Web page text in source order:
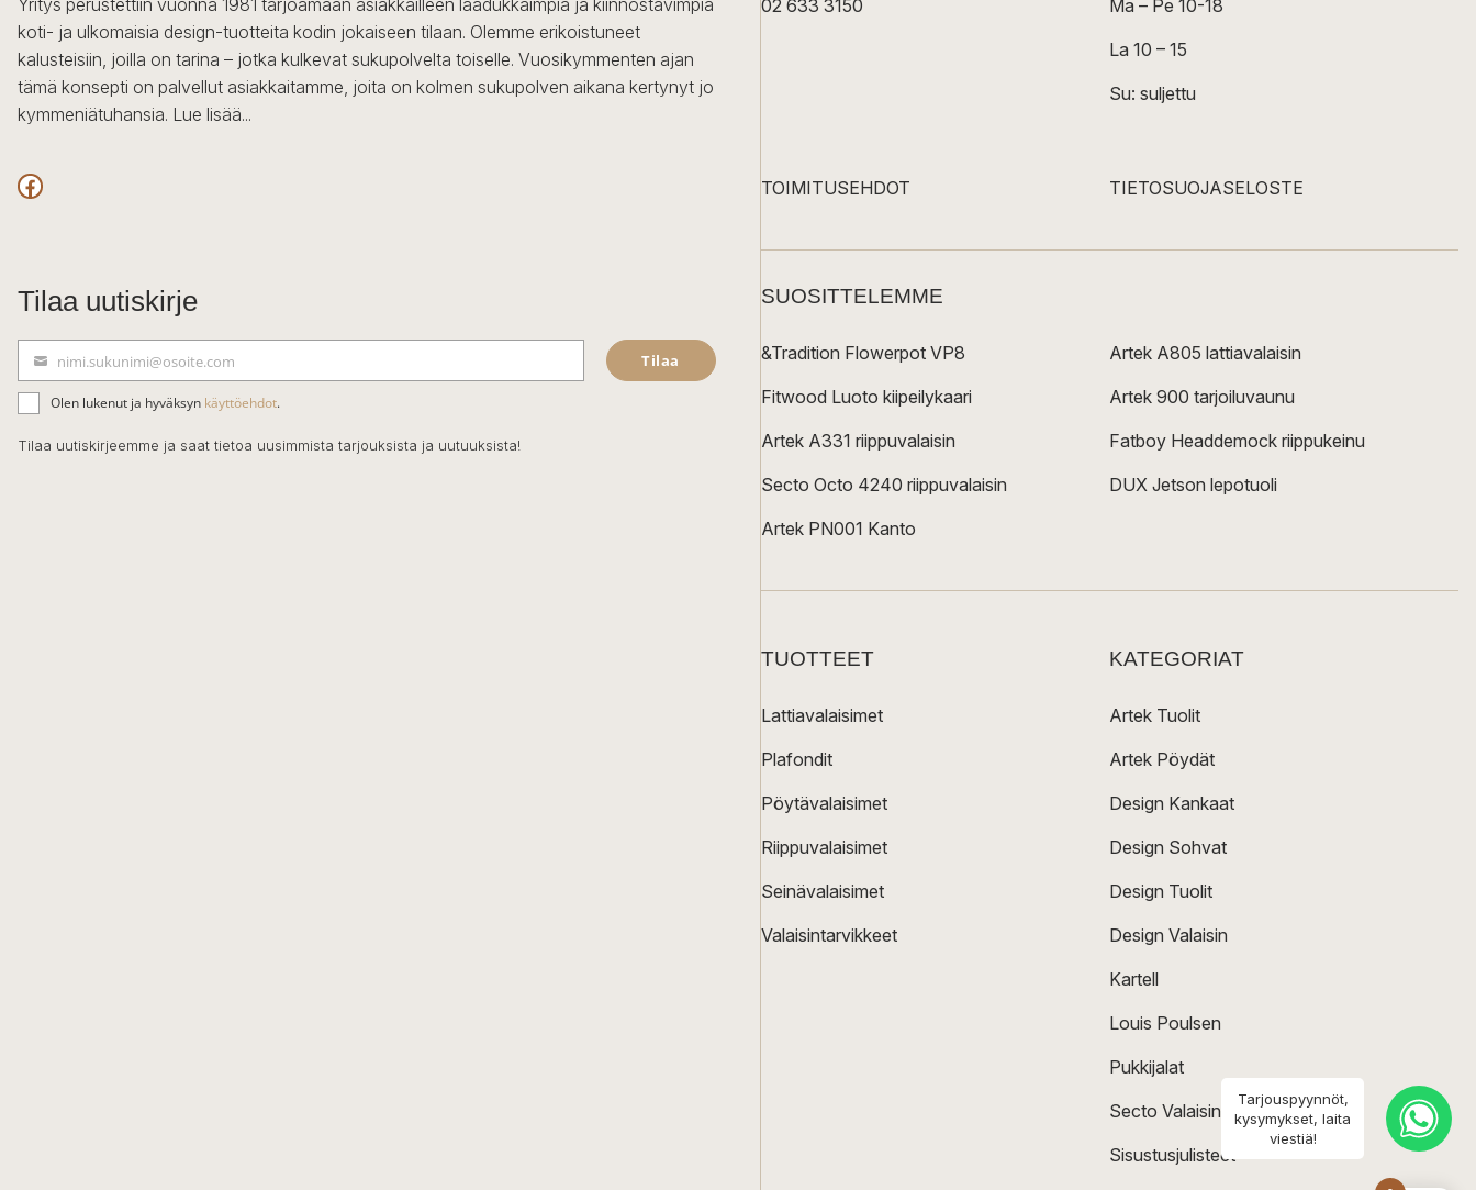
Yritys perustettiin vuonna 1981 tarjoamaan asiakkailleen laadukkaimpia ja kiinnostavimpia
koti- ja ulkomaisia design-tuotteita kodin jokaiseen tilaan. Olemme erikoistuneet
kalusteisiin, joilla on tarina – jotka kulkevat sukupolvelta toiselle. Vuosikymmenten ajan
tämä konsepti on palvellut asiakkaitamme, joita on kolmen sukupolven aikana kertynyt jo
kymmeniätuhansia. Lue lisää...
Facebook
Tilaa uutiskirje
ä
h
k
nimi.sukunimi@osoite.com Tilaa
Olen lukenut ja hyväksyn käyttöehdot.
Tilaa uutiskirjeemme ja saat tietoa uusimmista tarjouksista ja uutuuksista!
02 633 3150
Ma – Pe 10-18
La 10 – 15
Su: suljettu
TOIMITUSEHDOT TIETOSUOJASELOSTE
SUOSITTELEMME
&Tradition Flowerpot VP8
Fitwood Luoto kiipeilykaari
Artek A331 riippuvalaisin
Secto Octo 4240 riippuvalaisin
Artek PN001 Kanto
Artek A805 lattiavalaisin
Artek 900 tarjoiluvaunu
Fatboy Headdemock riippukeinu
DUX Jetson lepotuoli
TUOTTEET
Lattiavalaisimet
Plafondit
Pöytävalaisimet
Riippuvalaisimet
Seinävalaisimet
Valaisintarvikkeet
KATEGORIAT
Artek Tuolit
Artek Pöydät
Design Kankaat
Design Sohvat
Design Tuolit
Design Valaisin
Kartell
Louis Poulsen
Pukkijalat
Secto Valaisin
Sisustusjulisteet
Tarjouspyynnöt,
kysymykset, laita
viestiä!